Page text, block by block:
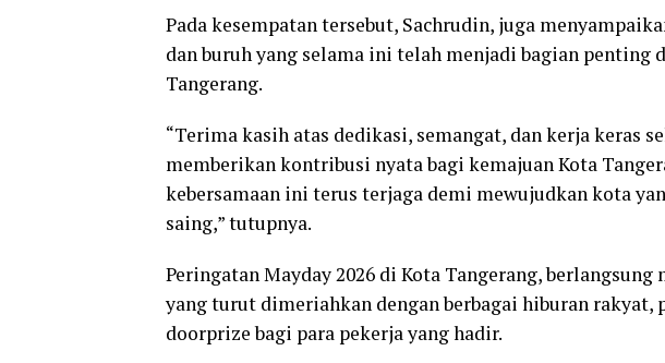
Pada kesempatan tersebut, Sachrudin, juga
dan buruh yang selama ini telah menjadi bagian penting
Tangerang.
“Terima kasih atas dedikasi, semangat, dan kerja keras
memberikan kontribusi nyata bagi kemajuan Kota
kebersamaan ini terus terjaga demi mewujudkan kota
saing,” tutupnya.
Peringatan Mayday 2026 di Kota Tangerang, berlangsung
yang turut dimeriahkan dengan berbagai hiburan rakyat,
doorprize bagi para pekerja yang hadir.